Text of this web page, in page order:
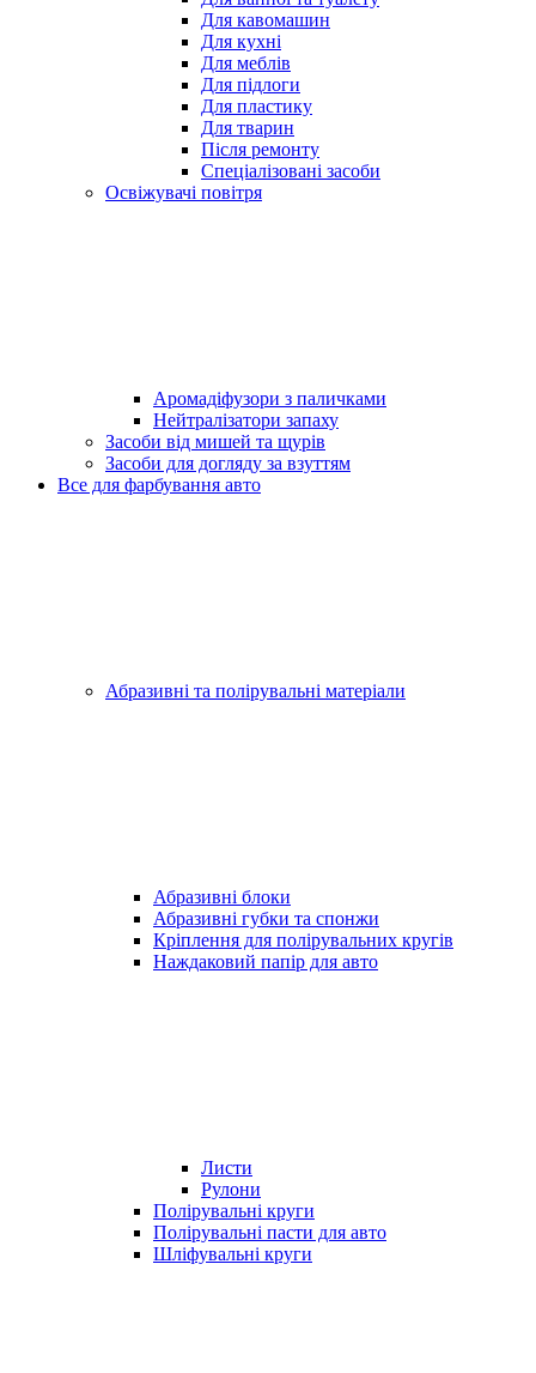
Для кавомашин
Для кухні
Для меблів
Для підлоги
Для пластику
Для тварин
Після ремонту
Спеціалізовані засоби
Освіжувачі повітря
Аромадіфузори з паличками
Нейтралізатори запаху
Засоби від мишей та щурів
Засоби для догляду за взуттям
Все для фарбування авто
Абразивні та полірувальні матеріали
Абразивні блоки
Абразивні губки та спонжи
Кріплення для полірувальних кругів
Наждаковий папір для авто
Листи
Рулони
Полірувальні круги
Полірувальні пасти для авто
Шліфувальні круги